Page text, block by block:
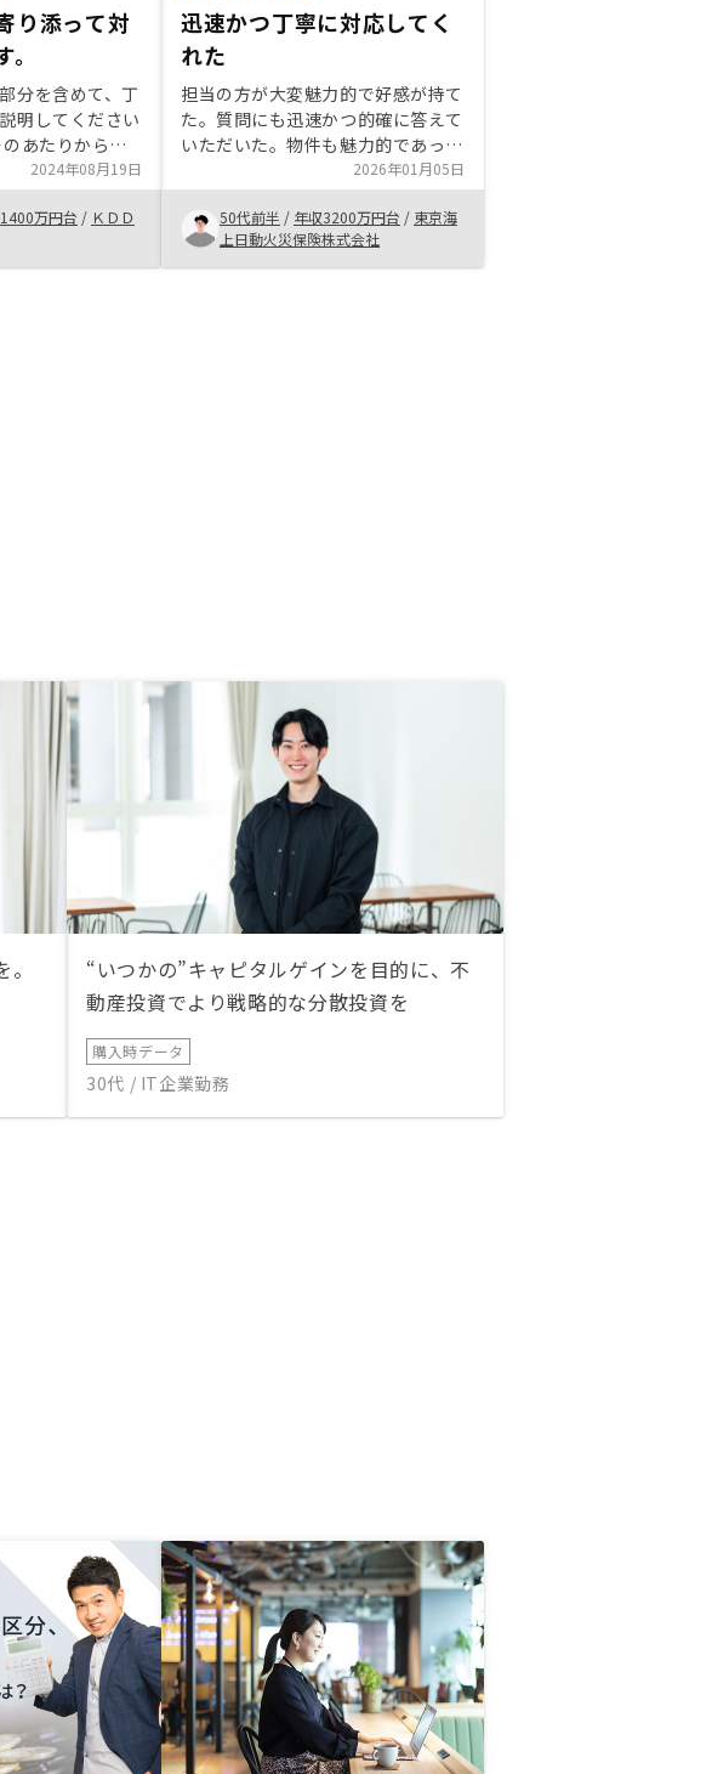
り添って対
分を含めて、丁
明してください
あたりから、
たと感じていま
くりと考えて
表示をしました
んと尊重してく
したばかり
2024年08月19日
万円台 / ＫＤＤ
迅速かつ丁寧に対応してく
れた
担当の方が大変魅力的で好感が持て
た。質問にも迅速かつ的確に答えて
いただいた。物件も魅力的であっ
た。手続きも無駄がなくスムーズ。
常にお客様側の立場に立って対応い
ただけるため、満足感が高い。疑問
点は何でも答えてもらえ、押し売り
は一切無いため、自分のペースで検
2026年01月05日
50代前半 / 年収3200万円台 / 東京海
上日動火災保険株式会社
“いつかの”キャピタルゲインを目的に、不
動産投資でより戦略的な分散投資を
購入時データ
30代 / IT企業勤務